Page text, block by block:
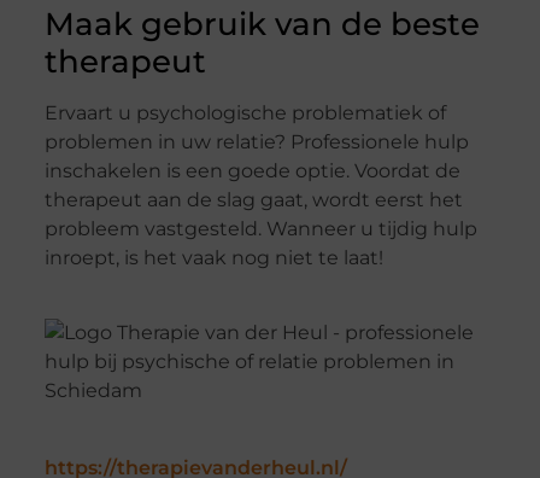
Maak gebruik van de beste
therapeut
Ervaart u psychologische problematiek of
problemen in uw relatie? Professionele hulp
inschakelen is een goede optie. Voordat de
therapeut aan de slag gaat, wordt eerst het
probleem vastgesteld. Wanneer u tijdig hulp
inroept, is het vaak nog niet te laat!
https://therapievanderheul.nl/